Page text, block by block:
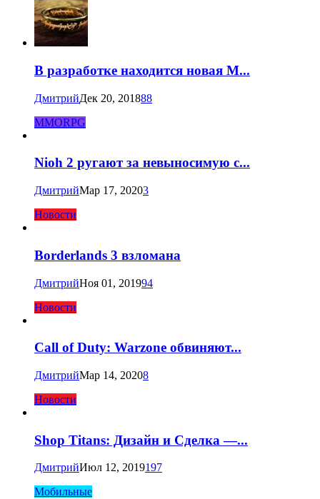
В разработке находится новая M...
ДмитрийДек 20, 201888
MMORPG
Nioh 2 ругают за невыносимую с...
ДмитрийМар 17, 20203
Новости
Borderlands 3 взломана
ДмитрийНоя 01, 201994
Новости
Call of Duty: Warzone обвиняют...
ДмитрийМар 14, 20208
Новости
Shop Titans: Дизайн и Сделка —...
ДмитрийИюл 12, 2019197
Мобильные